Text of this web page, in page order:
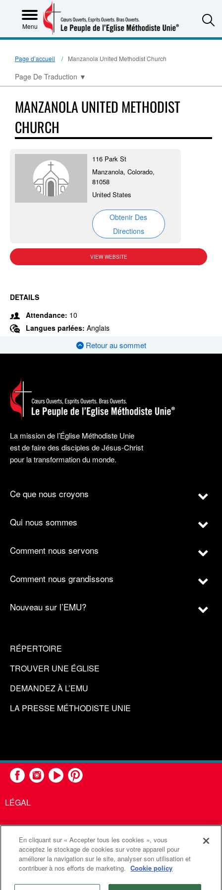
Menu
Page d’accueil Manzanola United Methodist Church
Page De Traduction ▼
MANZANOLA UNITED METHODIST
CHURCH
116 Park St
Manzanola, Colorado,
81058
United States
Obtenir Des
Directions
VIEW WEBSITE
DETAILS
Attendance: 10
Langues parlées: Anglais
Retour au sommet
La mission de l’Église Méthodiste Unie
est de faire des disciples de Jésus-Christ
pour la transformation du monde.
Ce que nous croyons
Qui nous sommes
Comment nous servons
Comment nous grandissons
Nouveau sur l’EMU?
RÉPERTOIRE
TROUVER UNE ÉGLISE
DEMANDEZ À L’EMU
LA PRESSE MÉTHODISTE UNIE
LÉGAL
United Methodist Communications est une agence de l'Église
Méthodiste Unie
Communications Méthodistes Unies. Tous droits
réservés
En cliquant sur « Accepter tous les cookies », vous
acceptez le stockage de cookies sur votre appareil pour
améliorer la navigation sur le site, analyser son utilisation et
contribuer à nos efforts de marketing. Cookie policy